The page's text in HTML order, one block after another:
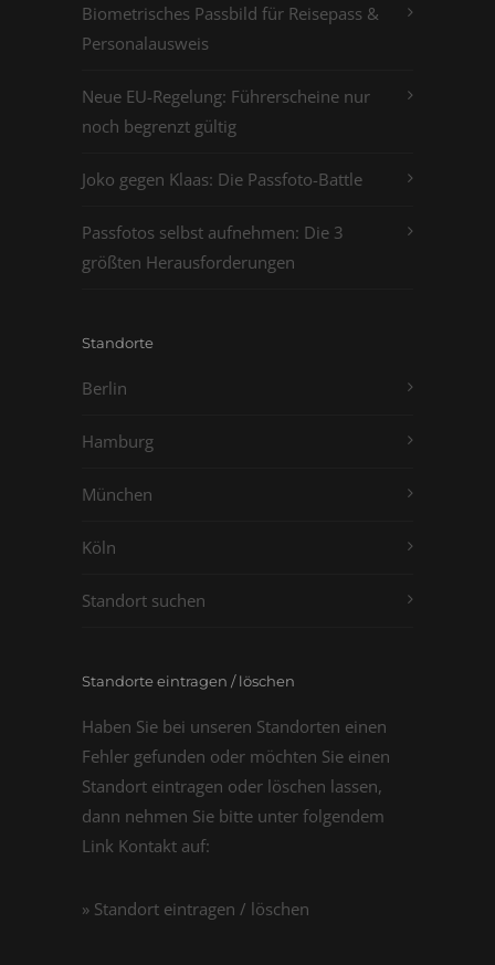
Biometrisches Passbild für Reisepass &
Personalausweis
Neue EU-Regelung: Führerscheine nur
noch begrenzt gültig
Joko gegen Klaas: Die Passfoto-Battle
Passfotos selbst aufnehmen: Die 3
größten Herausforderungen
Standorte
Berlin
Hamburg
München
Köln
Standort suchen
Standorte eintragen / löschen
Haben Sie bei unseren Standorten einen
Fehler gefunden oder möchten Sie einen
Standort eintragen oder löschen lassen,
dann nehmen Sie bitte unter folgendem
Link Kontakt auf:
» Standort eintragen / löschen